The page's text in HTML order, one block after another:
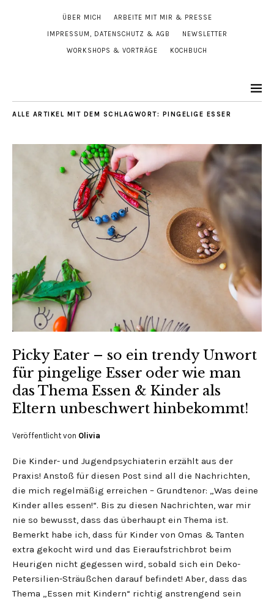
ÜBER MICH ARBEITE MIT MIR & PRESSE
IMPRESSUM, DATENSCHUTZ & AGB NEWSLETTER
WORKSHOPS & VORTRÄGE KOCHBUCH
ALLE ARTIKEL MIT DEM SCHLAGWORT: PINGELIGE ESSER
Picky Eater – so ein trendy Unwort
für pingelige Esser oder wie man
das Thema Essen & Kinder als
Eltern unbeschwert hinbekommt!
Veröffentlicht von Olivia
Die Kinder- und Jugendpsychiaterin erzählt aus der
Praxis! Anstoß für diesen Post sind all die Nachrichten,
die mich regelmäßig erreichen – Grundtenor: „Was deine
Kinder alles essen!“. Bis zu diesen Nachrichten, war mir
nie so bewusst, dass das überhaupt ein Thema ist.
Bemerkt habe ich, dass für Kinder von Omas & Tanten
extra gekocht wird und das Eieraufstrichbrot beim
Heurigen nicht gegessen wird, sobald sich ein Deko-
Petersilien-Sträußchen darauf befindet! Aber, dass das
Thema „Essen mit Kindern“ richtig anstrengend sein